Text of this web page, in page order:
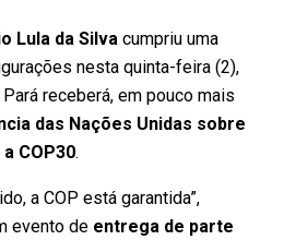
Lula da Silva cumpriu uma
nesta quinta-feira (2),
receberá, em pouco mais
das Nações Unidas sobre
COP30.
a COP está garantida”,
evento de entrega de parte